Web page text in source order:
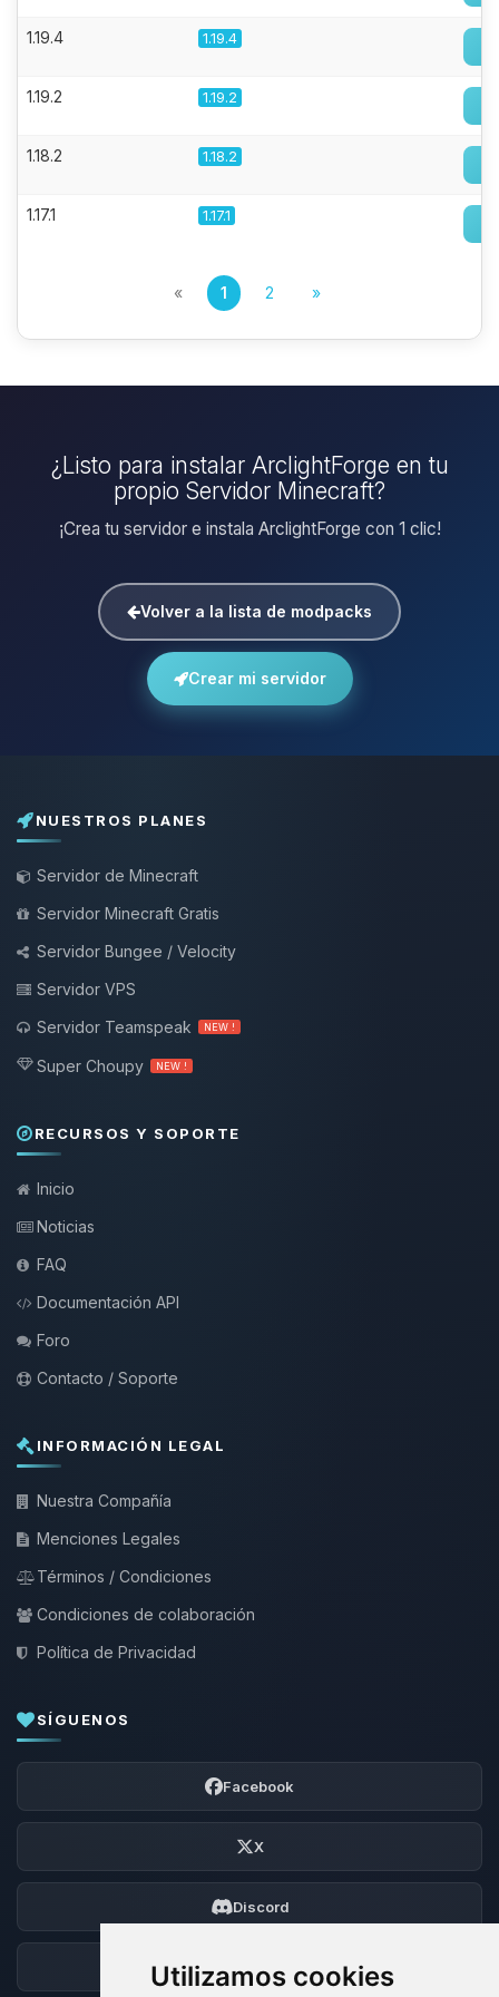
Utilizamos cookies
1.19.4 1.19.4
1.19.2 1.19.2
1.18.2 1.18.2
1.17.1 1.17.1
« 1 2 »
¿Listo para instalar ArclightForge en tu
propio Servidor Minecraft?
¡Crea tu servidor e instala ArclightForge con 1 clic!
Volver a la lista de modpacks
Crear mi servidor
NUESTROS PLANES
Servidor de Minecraft
Servidor Minecraft Gratis
Servidor Bungee / Velocity
Servidor VPS
Servidor Teamspeak
NEW !
Super Choupy NEW !
RECURSOS Y SOPORTE
Inicio
Noticias
FAQ
Documentación API
Foro
Contacto / Soporte
INFORMACIÓN LEGAL
Nuestra Compañía
Menciones Legales
Términos / Condiciones
Condiciones de colaboración
Política de Privacidad
SÍGUENOS
Facebook
X
Discord
Foro